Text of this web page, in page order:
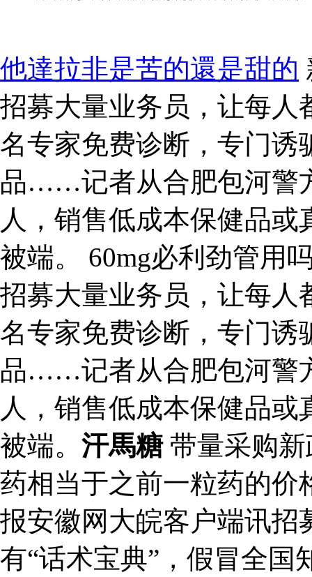
他達拉非是苦的還是甜的
招募大量业务员，让每人
名专家免费诊断，专门诱
品……记者从合肥包河警
人，销售低成本保健品
被端。 60mg必利劲管用
招募大量业务员，让每人
名专家免费诊断，专门诱
品……记者从合肥包河警
人，销售低成本保健品
被端。 汗馬糖带量采购新
药相当于之前一粒药的价
报安徽网大皖客户端讯招
有“话术宝典”，假冒全国